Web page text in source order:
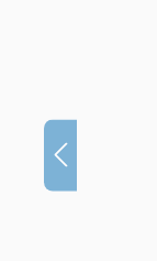
Bildergalerie